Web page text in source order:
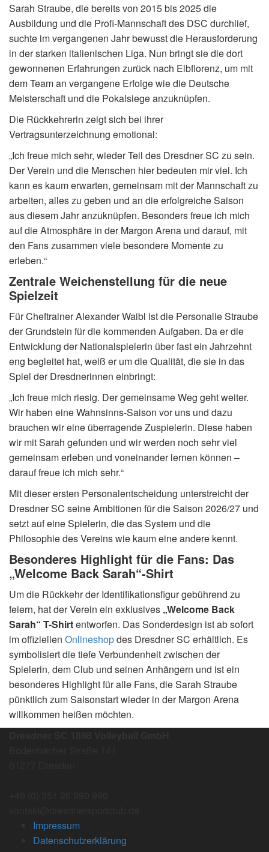
Sarah Straube, die bereits von 2015 bis 2025 die
Ausbildung und die Profi-Mannschaft des DSC durchlief,
suchte im vergangenen Jahr bewusst die Herausforderung
in der starken italienischen Liga. Nun bringt sie die dort
gewonnenen Erfahrungen zurück nach Elbflorenz, um mit
dem Team an vergangene Erfolge wie die Deutsche
Meisterschaft und die Pokalsiege anzuknüpfen.
Die Rückkehrerin zeigt sich bei ihrer
Vertragsunterzeichnung emotional:
„Ich freue mich sehr, wieder Teil des Dresdner SC zu sein.
Der Verein und die Menschen hier bedeuten mir viel. Ich
kann es kaum erwarten, gemeinsam mit der Mannschaft zu
arbeiten, alles zu geben und an die erfolgreiche Saison
aus diesem Jahr anzuknüpfen. Besonders freue ich mich
auf die Atmosphäre in der Margon Arena und darauf, mit
den Fans zusammen viele besondere Momente zu
erleben.“
Zentrale Weichenstellung für die neue
Spielzeit
Für Cheftrainer Alexander Waibl ist die Personalie Straube
der Grundstein für die kommenden Aufgaben. Da er die
Entwicklung der Nationalspielerin über fast ein Jahrzehnt
eng begleitet hat, weiß er um die Qualität, die sie in das
Spiel der Dresdnerinnen einbringt:
„Ich freue mich riesig. Der gemeinsame Weg geht weiter.
Wir haben eine Wahnsinns-Saison vor uns und dazu
brauchen wir eine überragende Zuspielerin. Diese haben
wir mit Sarah gefunden und wir werden noch sehr viel
gemeinsam erleben und voneinander lernen können –
darauf freue ich mich sehr.“
Mit dieser ersten Personalentscheidung unterstreicht der
Dresdner SC seine Ambitionen für die Saison 2026/27 und
setzt auf eine Spielerin, die das System und die
Philosophie des Vereins wie kaum eine andere kennt.
Besonderes Highlight für die Fans: Das
„Welcome Back Sarah“-Shirt
Um die Rückkehr der Identifikationsfigur gebührend zu
feiern, hat der Verein ein exklusives „Welcome Back
Sarah“ T-Shirtentworfen. Das Sonderdesign ist ab sofort
im offiziellen Onlineshopdes Dresdner SC erhältlich. Es
symbolisiert die tiefe Verbundenheit zwischen der
Spielerin, dem Club und seinen Anhängern und ist ein
besonderes Highlight für alle Fans, die Sarah Straube
pünktlich zum Saisonstart wieder in der Margon Arena
willkommen heißen möchten.
Impressum
Datenschutzerklärung